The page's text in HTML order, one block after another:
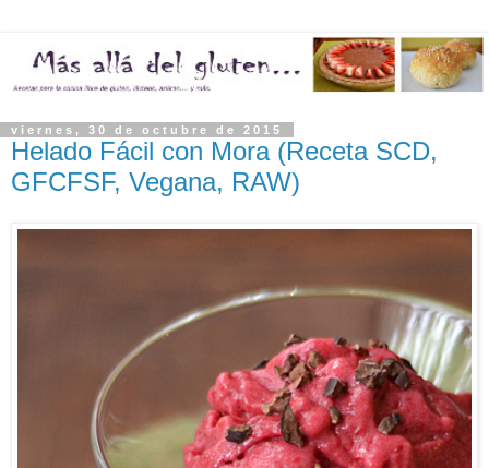
viernes, 30 de octubre de 2015
Helado Fácil con Mora (Receta SCD,
GFCFSF, Vegana, RAW)